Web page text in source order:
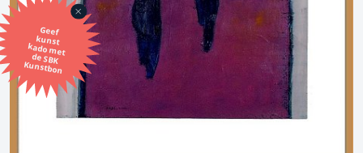
Geef
kunst
kado met
de SBK
Kunstbon